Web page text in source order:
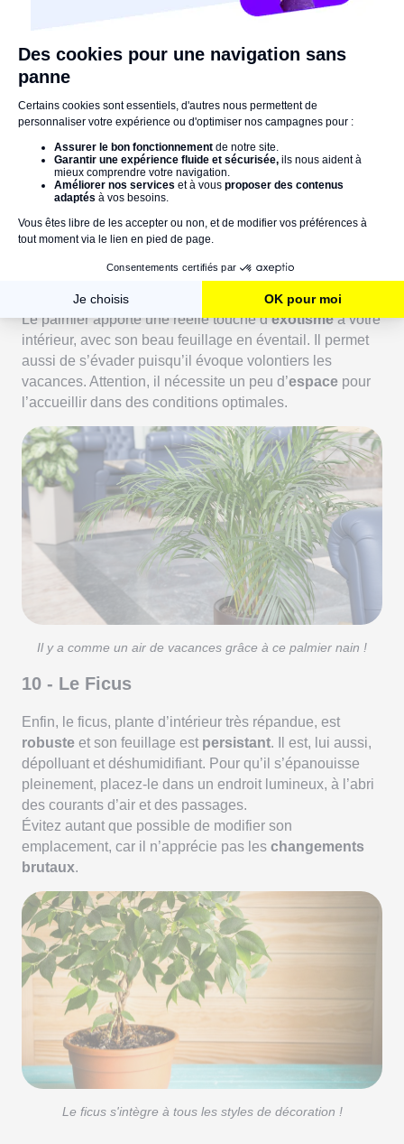
Pour parfaire votre décoration, vous pouvez adopter une
éventuellement d’autres plantes grasses telles que les agaves,
les aloe vera ou encore les euphorbes.
9 - Le Palmier Nain
Le palmier nain, ou palmier d’intérieur, a une grande
contribue également à éliminer les polluants de votre
atmosphère en captant le
formaldéhyde.
Le palmier apporte une réelle touche d’exotismeà votre
intérieur, avec son beau feuillage en éventail. Il permet
aussi de s’évader puisqu’il évoque volontiers les
vacances. Attention, il nécessite un peu d’espace pour
l’accueillir dans des conditions optimales.
Il y a comme un air de vacances grâce à ce palmier nain !
10 - Le Ficus
Enfin, le ficus, plante d’intérieur très répandue, est
robuste et son feuillage est persistant. Il est, lui aussi,
dépolluant et déshumidifiant. Pour qu’il s’épanouisse
pleinement, placez-le dans un endroit lumineux, à l’abri
des courants d’air et des passages.
Évitez autant que possible de modifier son
emplacement, car il n’apprécie pas les changements
brutaux.
Le ficus s'intègre à tous les styles de décoration !